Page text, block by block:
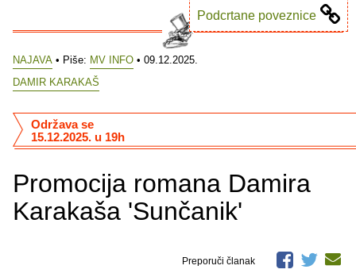
Podcrtane poveznice
NAJAVA • Piše: MV INFO • 09.12.2025.
DAMIR KARAKAŠ
Promocija romana Damira
Karakaša 'Sunčanik'
Održava se
15.12.2025. u 19h
Preporuči članak